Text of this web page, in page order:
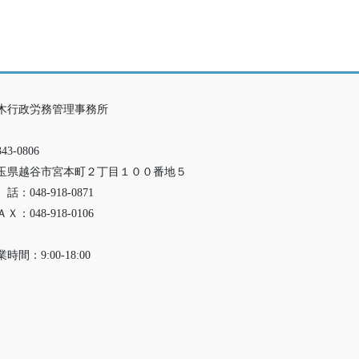
行政労務管理事務所
0806
県越谷市宮本町２丁目１００番地５
：048-918-0871
Ｘ：048-918-0106
時間：9:00-18:00